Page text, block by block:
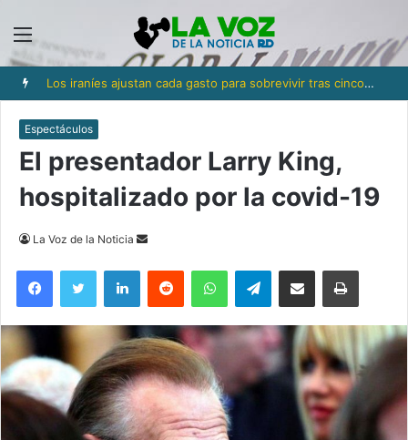
Menú
Los iraníes ajustan cada gasto para sobrevivir tras cinco meses de guerra
Espectáculos
El presentador Larry King,
hospitalizado por la covid-19
La Voz de la Noticia
Send
email
FacebookTwitter LinkedInReddit WhatsAppTelegramCompartir via Email Imprimi